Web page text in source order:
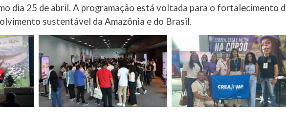
dia 25 de abril. A programação está voltada para o fortalecimento
sustentável da Amazônia e do Brasil.